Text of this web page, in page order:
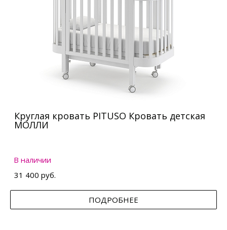
Круглая кровать PITUSO Кровать детская
МОЛЛИ
В наличии
31 400 руб.
ПОДРОБНЕЕ